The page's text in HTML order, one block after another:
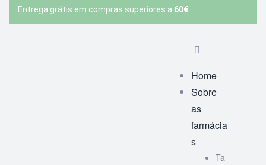
Entrega grátis em compras superiores a 60€
Home
Sobre
as
farmácia
s
Ta